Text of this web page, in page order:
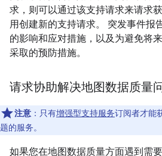
求，则可以通过该支持请求来请求
用创建新的支持请求。 突发事件报
的影响和应对措施，以及为避免将
采取的预防措施。
请求协助解决地图数据质量
注意 ：只有增强型支持服务订阅者才能
题的服务。
如果您在地图数据质量方面遇到需